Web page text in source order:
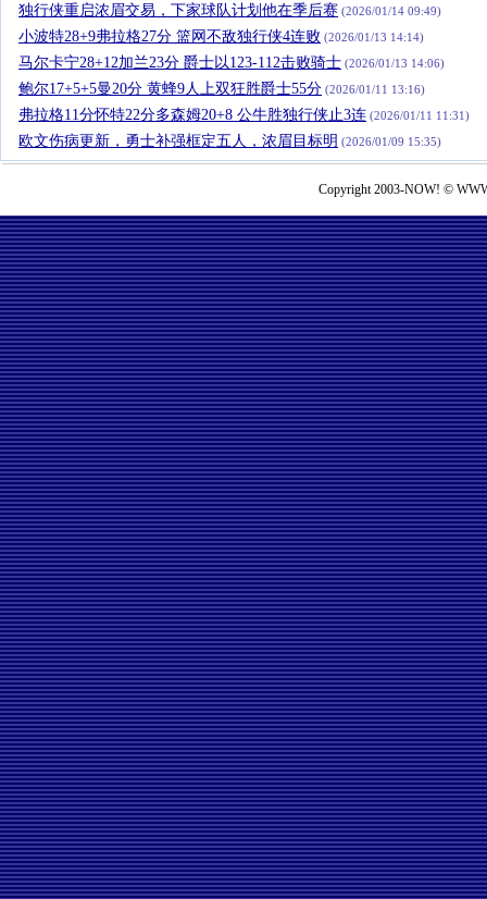
独行侠重启浓眉交易，下家球队计划他在季后赛 (2026/01/14 09:49)
小波特28+9弗拉格27分 篮网不敌独行侠4连败 (2026/01/13 14:14)
马尔卡宁28+12加兰23分 爵士以123-112击败骑士 (2026/01/13 14:06)
鲍尔17+5+5曼20分 黄蜂9人上双狂胜爵士55分 (2026/01/11 13:16)
弗拉格11分怀特22分多森姆20+8 公牛胜独行侠止3连 (2026/01/11 11:31)
欧文伤病更新，勇士补强框定五人，浓眉目标明 (2026/01/09 15:35)
Copyright 2003-NOW! ©